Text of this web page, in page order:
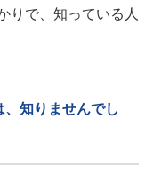
りで、知っている人
知りませんでし